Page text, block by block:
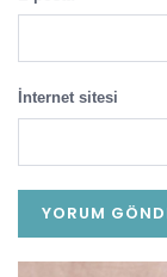
İnternet sitesi